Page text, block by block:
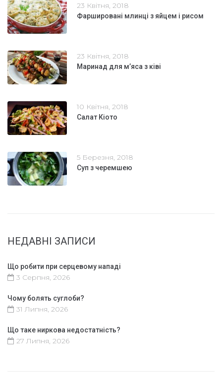
23 Квітня, 2018
Фаршировані млинці з яйцем і рисом
23 Квітня, 2018
Маринад для м’яса з ківі
10 Квітня, 2018
Салат Кіото
5 Березня, 2018
Суп з черемшею
НЕДАВНІ ЗАПИСИ
Що робити при серцевому нападі
3 Серпня, 2026
Чому болять суглоби?
31 Липня, 2026
Що таке ниркова недостатність?
27 Липня, 2026